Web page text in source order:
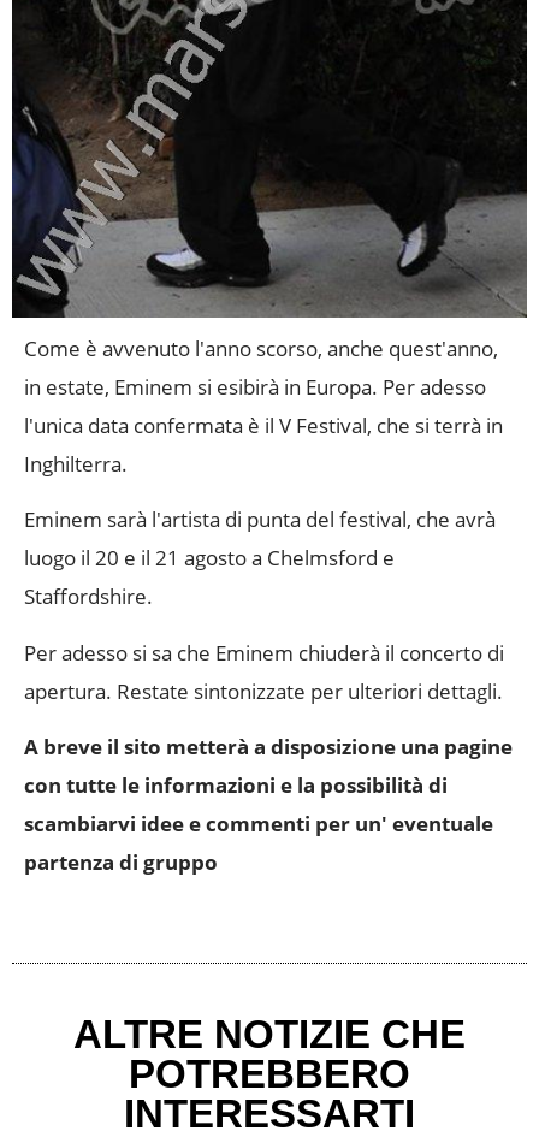
Come è avvenuto l'anno scorso, anche quest'anno,
in estate, Eminem si esibirà in Europa. Per adesso
l'unica data confermata è il V Festival, che si terrà in
Inghilterra.
Eminem sarà l'artista di punta del festival, che avrà
luogo il 20 e il 21 agosto a Chelmsford e
Staffordshire.
Per adesso si sa che Eminem chiuderà il concerto di
apertura. Restate sintonizzate per ulteriori dettagli.
A breve il sito metterà a disposizione una pagine
con tutte le informazioni e la possibilità di
scambiarvi idee e commenti per un' eventuale
partenza di gruppo
ALTRE NOTIZIE CHE
POTREBBERO
INTERESSARTI